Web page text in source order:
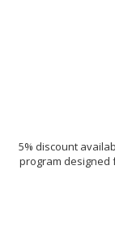
5% discount
program designed